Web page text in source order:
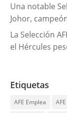
Una notable
Johor,
La Selección
el Hércules
Etiquetas
AFE Emplea